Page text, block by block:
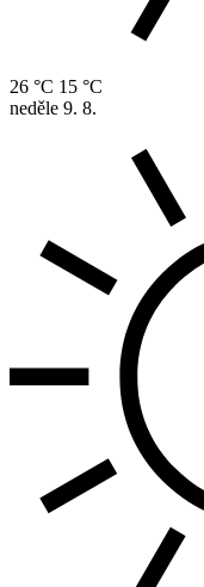
26 °C 15 °C
neděle 9. 8.